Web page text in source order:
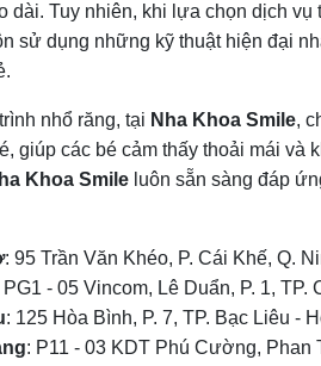
dài. Tuy nhiên, khi lựa chọn dịch vụ
sử dụng những kỹ thuật hiện đại
nhổ răng, tại Nha Khoa Smile,
giúp các bé cảm thấy thoải mái
Khoa Smileluôn sẵn sàng đáp
: 95 Trần Văn Khéo, P. Cái Khế, Q.
PG1 - 05 Vincom, Lê Duẩn, P. 1,
: 125 Hòa Bình, P. 7, TP. Bạc Liêu -
: P11 - 03 KDT Phú Cường, Phan